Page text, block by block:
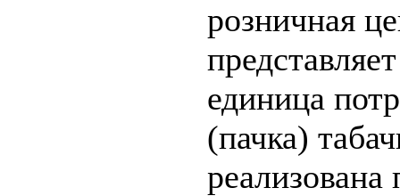
розничная
единица
(пачка)
реализована